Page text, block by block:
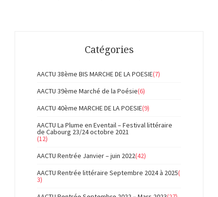
Catégories
AACTU 38ème BIS MARCHE DE LA POESIE(7)
AACTU 39ème Marché de la Poésie(6)
AACTU 40ème MARCHE DE LA POESIE(9)
AACTU La Plume en Eventail – Festival littéraire
de Cabourg 23/24 octobre 2021
(12)
AACTU Rentrée Janvier – juin 2022(42)
AACTU Rentrée littéraire Septembre 2024 à 2025(
3)